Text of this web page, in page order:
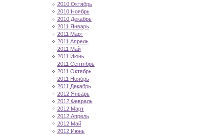
2010 Октябрь
2010 Ноябрь
2010 Декабрь
2011 Январь
2011 Март
2011 Апрель
2011 Май
2011 Июнь
2011 Сентябрь
2011 Октябрь
2011 Ноябрь
2011 Декабрь
2012 Январь
2012 Февраль
2012 Март
2012 Апрель
2012 Май
2012 Июнь